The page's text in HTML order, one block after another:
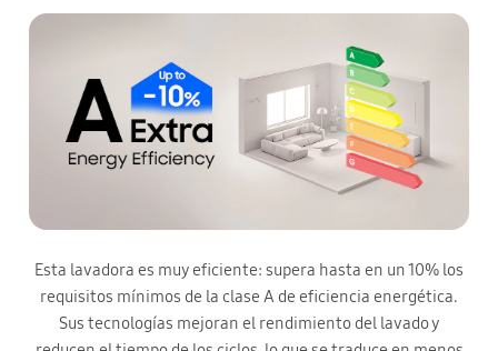
Esta lavadora es muy eficiente: supera hasta en un 10% los
requisitos mínimos de la clase A de eficiencia energética.
Sus tecnologías mejoran el rendimiento del lavado y